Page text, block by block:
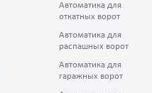
Автоматика для
откатных ворот
Автоматика для
распашных ворот
Автоматика для
гаражных ворот